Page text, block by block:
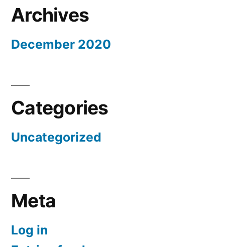
Archives
December 2020
Categories
Uncategorized
Meta
Log in